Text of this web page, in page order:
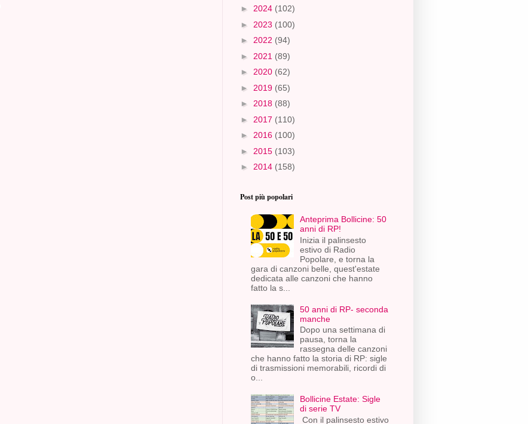
► 2024 (102)
► 2023 (100)
► 2022 (94)
► 2021 (89)
► 2020 (62)
► 2019 (65)
► 2018 (88)
► 2017 (110)
► 2016 (100)
► 2015 (103)
► 2014 (158)
Post più popolari
Anteprima Bollicine: 50
anni di RP!
Inizia il palinsesto
estivo di Radio
Popolare, e torna la
gara di canzoni belle, quest'estate
dedicata alle canzoni che hanno
fatto la s...
50 anni di RP- seconda
manche
Dopo una settimana di
pausa, torna la
rassegna delle canzoni
che hanno fatto la storia di RP: sigle
di trasmissioni memorabili, ricordi di
o...
Bollicine Estate: Sigle
di serie TV
Con il palinsesto estivo